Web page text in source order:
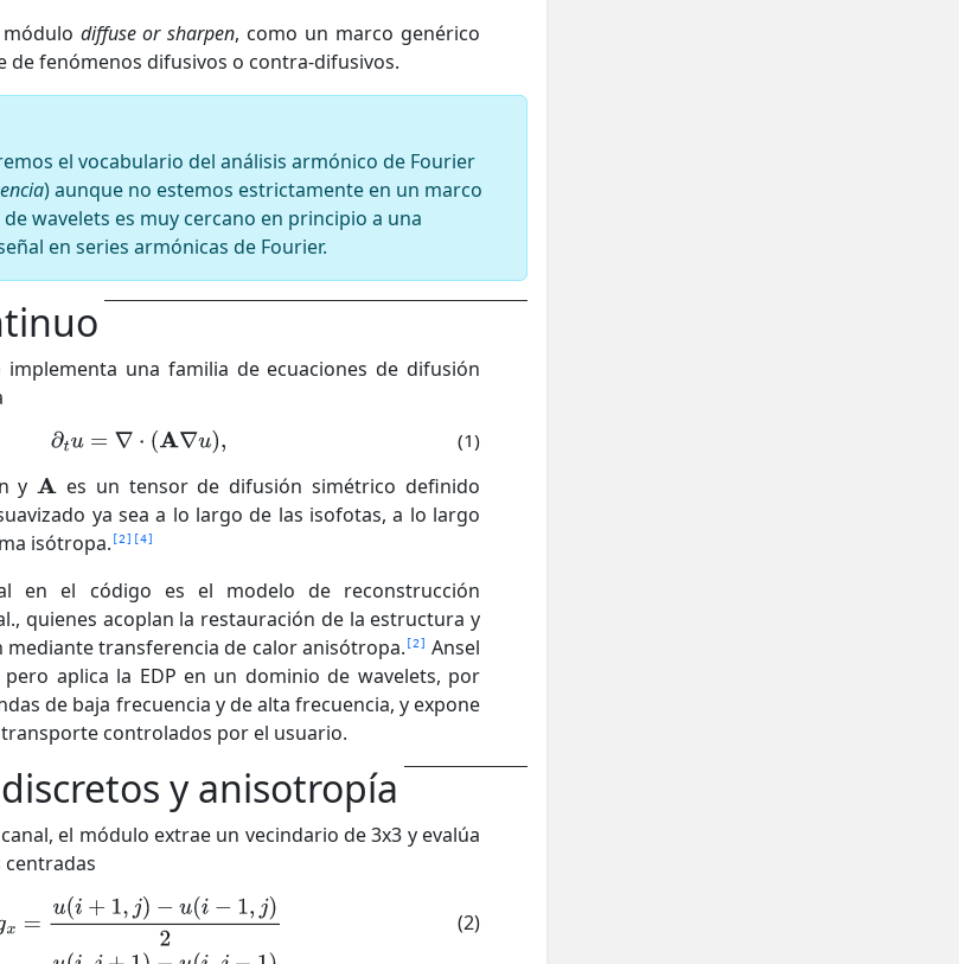
diffuse or sharpen, como un marco genérico
de fenómenos difusivos o contra-difusivos.
el vocabulario del análisis armónico de Fourier
) aunque no estemos estrictamente en un marco
wavelets es muy cercano en principio a una
en series armónicas de Fourier.
implementa una familia de ecuaciones de difusión
(1)
y
es un tensor de difusión simétrico definido
ya sea a lo largo de las isofotas, a lo largo
isótropa.
2 4
en el código es el modelo de reconstrucción
quienes acoplan la restauración de la estructura y
mediante transferencia de calor anisótropa.
2
Ansel
aplica la EDP en un dominio de wavelets, por
de baja frecuencia y de alta frecuencia, y expone
controlados por el usuario.
y anisotropía
el módulo extrae un vecindario de 3x3 y evalúa
centradas
(2)